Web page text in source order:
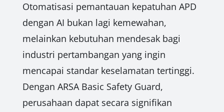
Otomatisasi pemantauan kepatuhan APD
dengan AI bukan lagi kemewahan,
melainkan kebutuhan mendesak bagi
industri pertambangan yang ingin
mencapai standar keselamatan tertinggi.
Dengan ARSA Basic Safety Guard,
perusahaan dapat secara signifikan